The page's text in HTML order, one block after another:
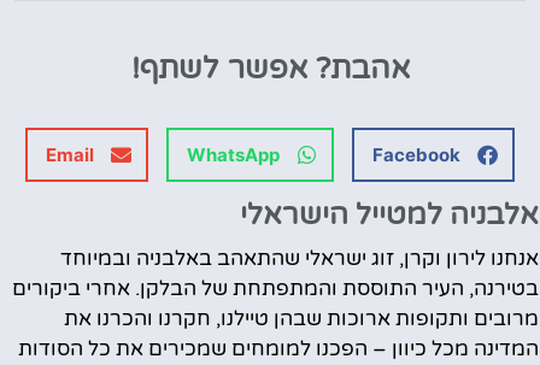
אהבת? אפשר לשתף!
Facebook
WhatsApp
Email
אלבניה למטייל הישראלי
אנחנו לירון וקרן, זוג ישראלי שהתאהב באלבניה ובמיוחד
בטירנה, העיר התוססת והמתפתחת של הבלקן. אחרי ביקורים
מרובים ותקופות ארוכות שבהן טיילנו, חקרנו והכרנו את
המדינה מכל כיוון – הפכנו למומחים שמכירים את כל הסודות